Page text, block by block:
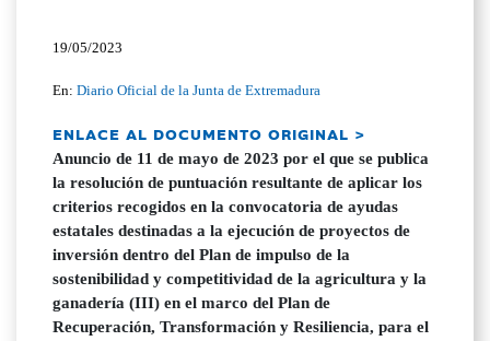
19/05/2023
En:Diario Oficial de la Junta de Extremadura
ENLACE AL DOCUMENTO ORIGINAL >
Anuncio de 11 de mayo de 2023 por el que se publica
la resolución de puntuación resultante de aplicar los
criterios recogidos en la convocatoria de ayudas
estatales destinadas a la ejecución de proyectos de
inversión dentro del Plan de impulso de la
sostenibilidad y competitividad de la agricultura y la
ganadería (III) en el marco del Plan de
Recuperación, Transformación y Resiliencia, para el